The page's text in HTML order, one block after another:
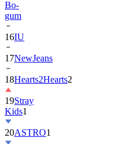
16IU
17NewJeans
18Hearts2Hearts
19Stray
Kids
20ASTRO
21EXO